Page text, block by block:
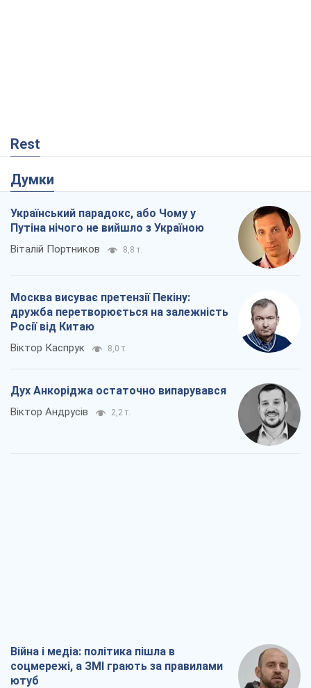
Rest
Думки
Український парадокс, або Чому у
Путіна нічого не вийшло з Україною
Віталій Портников 8,8 т.
Москва висуває претензії Пекіну:
дружба перетворюється на залежність
Росії від Китаю
Віктор Каспрук 8,0 т.
Дух Анкоріджа остаточно випарувався
Віктор Андрусів 2,2 т.
Війна і медіа: політика пішла в
соцмережі, а ЗМІ грають за правилами
ютуб